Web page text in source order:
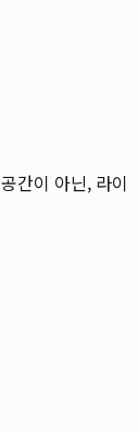
간이 아닌, 라이